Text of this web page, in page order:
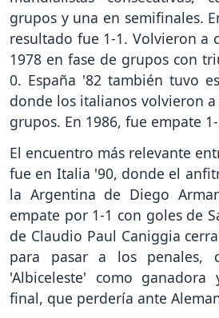
grupos y una en semifinales.
resultado fue 1-1. Volvieron a
1978 en fase de grupos con
0. España '82 también tuvo
donde los italianos volvieron
grupos. En 1986, fue empate
El encuentro más relevante
fue en Italia '90, donde el
la Argentina de Diego
empate por 1-1 con goles de
de Claudio Paul Caniggia
para pasar a los penales,
'Albiceleste' como
final, que perdería ante